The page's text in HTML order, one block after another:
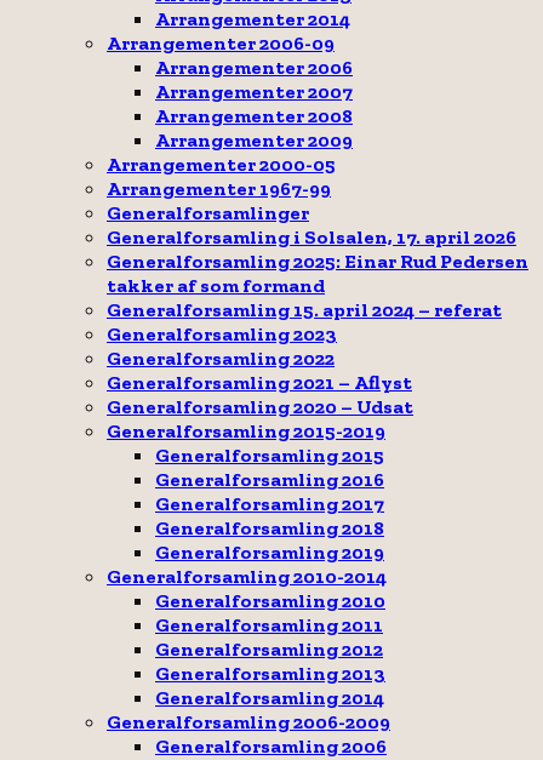
Arrangementer 2014
Arrangementer 2006-09
Arrangementer 2006
Arrangementer 2007
Arrangementer 2008
Arrangementer 2009
Arrangementer 2000-05
Arrangementer 1967-99
Generalforsamlinger
Generalforsamling i Solsalen, 17. april 2026
Generalforsamling 2025: Einar Rud Pedersen
takker af som formand
Generalforsamling 15. april 2024 – referat
Generalforsamling 2023
Generalforsamling 2022
Generalforsamling 2021 – Aflyst
Generalforsamling 2020 – Udsat
Generalforsamling 2015-2019
Generalforsamling 2015
Generalforsamling 2016
Generalforsamling 2017
Generalforsamling 2018
Generalforsamling 2019
Generalforsamling 2010-2014
Generalforsamling 2010
Generalforsamling 2011
Generalforsamling 2012
Generalforsamling 2013
Generalforsamling 2014
Generalforsamling 2006-2009
Generalforsamling 2006